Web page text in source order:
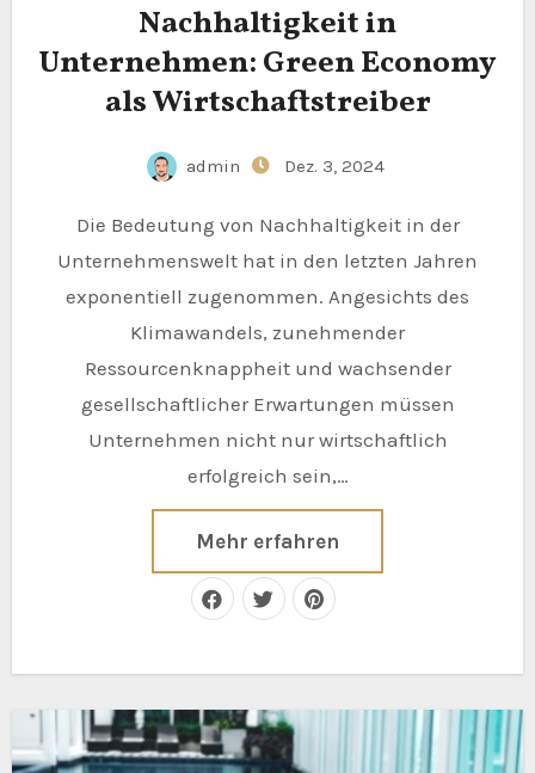
Nachhaltigkeit in
Unternehmen: Green Economy
als Wirtschaftstreiber
admin Dez. 3, 2024
Die Bedeutung von Nachhaltigkeit in der
Unternehmenswelt hat in den letzten Jahren
exponentiell zugenommen. Angesichts des
Klimawandels, zunehmender
Ressourcenknappheit und wachsender
gesellschaftlicher Erwartungen müssen
Unternehmen nicht nur wirtschaftlich
erfolgreich sein,…
Mehr erfahren